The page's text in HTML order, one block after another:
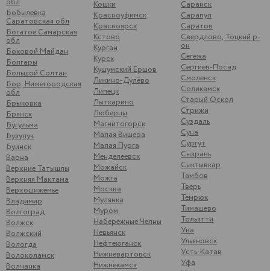
Бобылевка
Саратовская обл
Богатое Самарская
обл
Боковой Майдан
Болгары
Большой Солтан
Бор, Нижегородская
обл
Брыковка
Брянск
Бугульма
Бузулук
Буинск
Варна
Верхние Татышлы
Верхняя Мактама
Верхошижемье
Владимир
Волгоград
Волжск
Волжский
Вологда
Волоколамск
Волчанка
Кошки
Красноуфимск
Красноярск
Кстово
Курган
Курск
Кушумский Ершов
Ликино-Дулёво
Липецк
Лыткарино
Люберцы
Магнитогорск
Малая Вишера
Малая Пурга
Менделеевск
Можайск
Можга
Москва
Мулянка
Муром
Набережные Челны
Невьянск
Нефтеюганск
Нижневартовск
Нижнекамск
Саранск
Сарапул
Саратов
Свердлово, Тоцкий р-
он
Сегежа
Сергиев-Посад
Смоленск
Соликамск
Старый Оскол
Стрижи
Суздаль
Суна
Сургут
Сызрань
Сыктывкар
Тамбов
Тверь
Темрюк
Тимашево
Тольятти
Ува
Ульяновск
Усть-Катав
Уфа